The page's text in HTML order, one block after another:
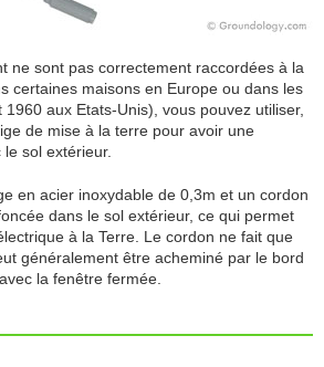
ne sont pas correctement raccordées à la
certaines maisons en Europe ou dans les
aux Etats-Unis), vous pouvez utiliser,
de mise à la terre pour avoir une
sol extérieur.
en acier inoxydable de 0,3m et un cordon
dans le sol extérieur, ce qui permet
à la Terre. Le cordon ne fait que
généralement être acheminé par le bord
la fenêtre fermée.